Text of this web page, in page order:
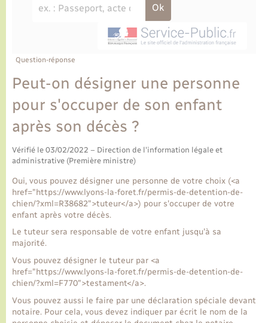
Bulletins d'informations communales
Le personnel municipal
Comment venir à Lyons-la-Forêt
Plan interactif
Présentation de la commune
Histoire et patrimoine
L’intercommunalité
Permis de détention de chien
Social
CIDFF
Etat-civil - Papiers - Citoyenneté
Logement - Urbanisme
Loisirs
Marchés de Lyons-la-Forêt
Nouvel habitant
Numérique et services - accompagnement
Organisation d’événement
Seniors
Transports
Transports scolaires
Travaux - Autorisation d’occupation de l’espace
Question-réponse
Peut-on désigner une personne
pour s'occuper de son enfant
après son décès ?
Vérifié le 03/02/2022 – Direction de l'information légale et
administrative (Première ministre)
Oui, vous pouvez désigner une personne de votre choix (<a
href="https://www.lyons-la-foret.fr/permis-de-detention-de-
chien/?xml=R38682">tuteur</a>) pour s'occuper de votre
enfant après votre décès.
Le tuteur sera responsable de votre enfant jusqu'à sa
majorité.
Vous pouvez désigner le tuteur par <a
href="https://www.lyons-la-foret.fr/permis-de-detention-de-
chien/?xml=F770">testament</a>.
Vous pouvez aussi le faire par une déclaration spéciale devant
notaire. Pour cela, vous devez indiquer par écrit le nom de la